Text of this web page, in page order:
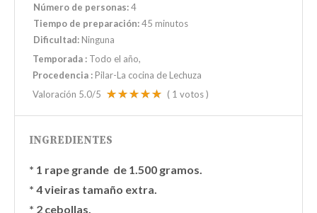
Número de personas:4
Tiempo de preparación:45 minutos
Dificultad: Ninguna
Temporada : Todo el año
Procedencia : Pilar-La cocina de Lechuza
Valoración 5.0/5 ( 1 votos )
INGREDIENTES
* 1 rape grande de 1.500 gramos.
* 4 vieiras tamaño extra.
* 2 cebollas.